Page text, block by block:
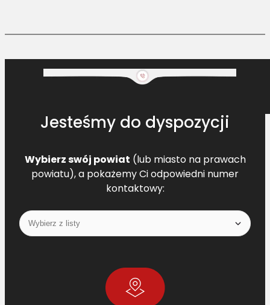
Jesteśmy do dyspozycji
Wybierz swój powiat (lub miasto na prawach
powiatu), a pokażemy Ci odpowiedni numer
kontaktowy: